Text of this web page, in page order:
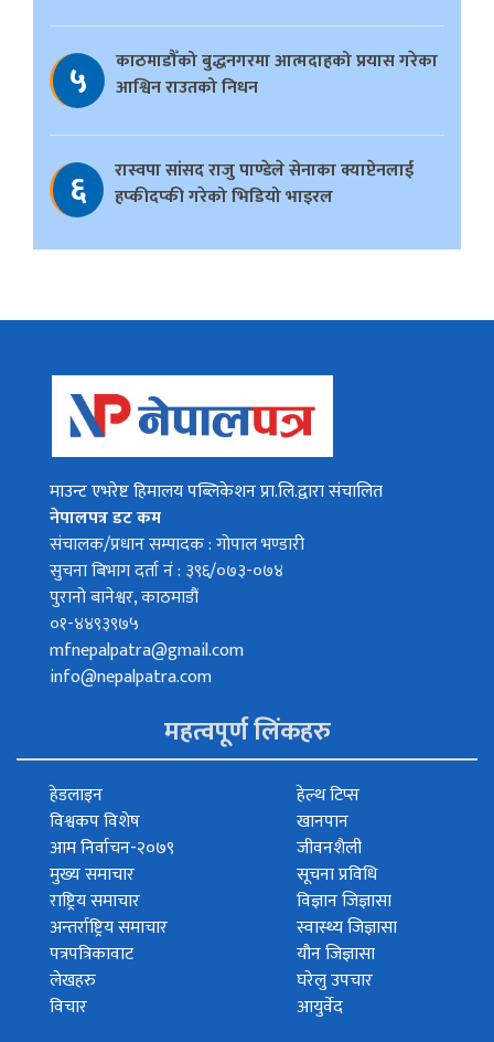
५
काठमाडौँको बुद्धनगरमा आत्मदाहको प्रयास गरेका
आश्विन राउतको निधन
६
रास्वपा सांसद राजु पाण्डेले सेनाका क्याप्टेनलाई
हप्कीदप्की गरेको भिडियो भाइरल
माउन्ट एभरेष्ट हिमालय पब्लिकेशन प्रा.लि.द्वारा संचालित
नेपालपत्र डट कम
संचालक/प्रधान सम्पादक : गोपाल भण्डारी
सुचना बिभाग दर्ता नं : ३९६/०७३-०७४
पुरानो बानेश्वर, काठमाडौं
०१-४४९३९७५
mfnepalpatra@gmail.com
info@nepalpatra.com
महत्वपूर्ण लिंकहरु
हेडलाइन
विश्वकप विशेष
आम निर्वाचन-२०७९
मुख्य समाचार
राष्ट्रिय समाचार
अन्तर्राष्ट्रिय समाचार
पत्रपत्रिकावाट
लेखहरु
विचार
हेल्थ टिप्स
खानपान
जीवनशैली
सूचना प्रविधि
विज्ञान जिज्ञासा
स्वास्थ्य जिज्ञासा
यौन जिज्ञासा
घरेलु उपचार
आयुर्वेद